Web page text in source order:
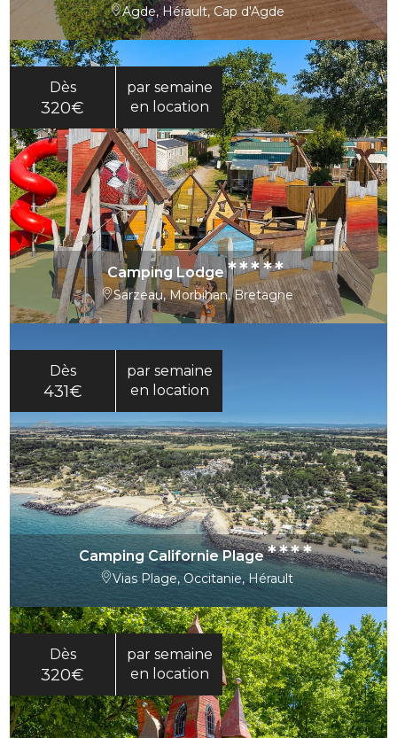
Agde, Hérault, Cap d'Agde
Dès
320€
par semaine
en location
Camping Lodge*****
Sarzeau, Morbihan, Bretagne
Dès
431€
par semaine
en location
Camping Californie Plage****
Vias Plage, Occitanie, Hérault
Dès
320€
par semaine
en location